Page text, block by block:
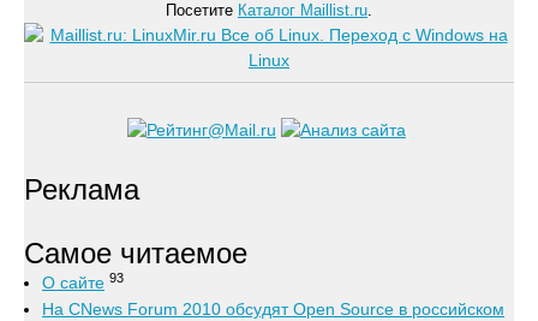
Посетите Каталог Maillist.ru.
Реклама
Самое читаемое
О сайте 93
На CNews Forum 2010 обсудят Open Source в российском